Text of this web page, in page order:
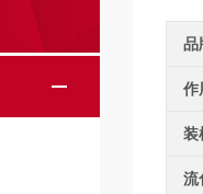
品
作
装
流